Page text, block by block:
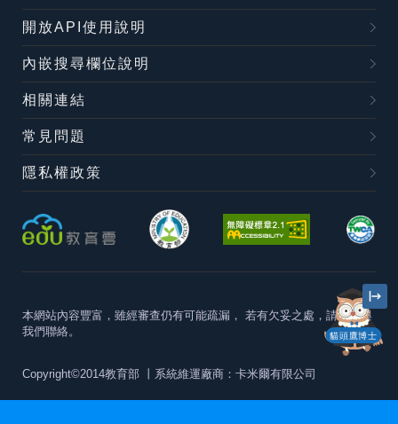
貓頭鷹博士
開放API使用說明
內嵌搜尋欄位說明
相關連結
常見問題
隱私權政策
本網站內容豐富，雖經審查仍有可能疏漏， 若有欠妥之處，請隨時與
我們聯絡。
Copyright©2014教育部 丨系統維運廠商：卡米爾有限公司